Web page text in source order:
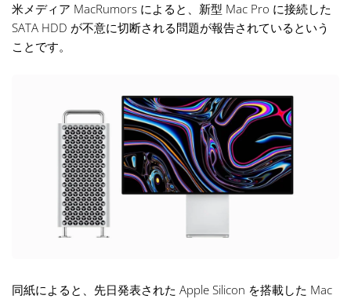
米メディア MacRumors によると、新型 Mac Pro に接続した
SATA HDD が不意に切断される問題が報告されているという
ことです。
同紙によると、先日発表された Apple Silicon を搭載した Mac